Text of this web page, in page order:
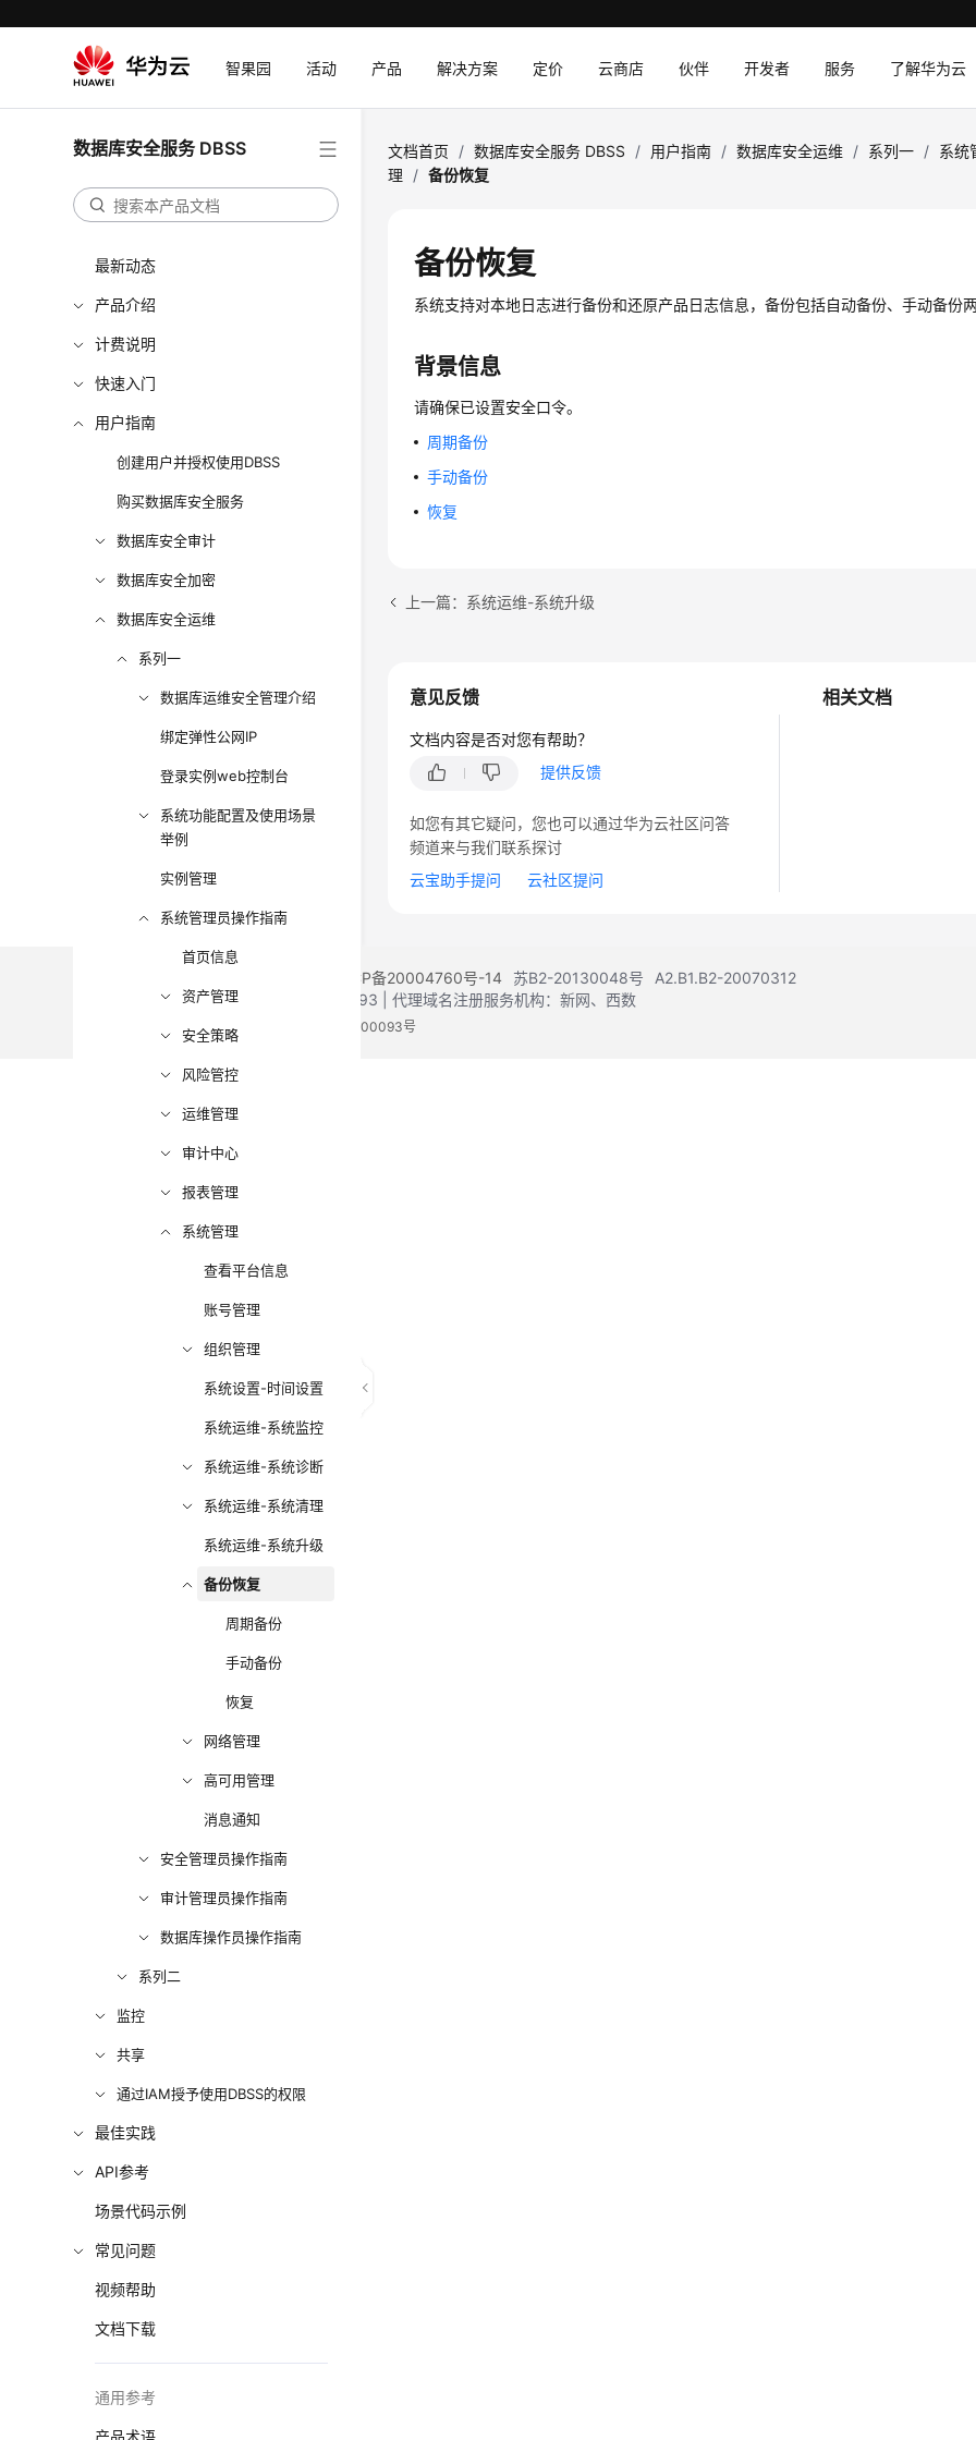
智果园 活动 产品 解决方案 定价 云商店 伙伴 开发者 服务 了解华为云
数据库安全服务 DBSS
最新动态
产品介绍
计费说明
快速入门
用户指南
创建用户并授权使用DBSS
购买数据库安全服务
数据库安全审计
数据库安全加密
数据库安全运维
系列一
数据库运维安全管理介绍
绑定弹性公网IP
登录实例web控制台
系统功能配置及使用场景
举例
实例管理
系统管理员操作指南
首页信息
资产管理
安全策略
风险管控
运维管理
审计中心
报表管理
系统管理
查看平台信息
账号管理
组织管理
系统设置-时间设置
系统运维-系统监控
系统运维-系统诊断
系统运维-系统清理
系统运维-系统升级
备份恢复
周期备份
手动备份
恢复
网络管理
高可用管理
消息通知
安全管理员操作指南
审计管理员操作指南
数据库操作员操作指南
系列二
监控
共享
通过IAM授予使用DBSS的权限
最佳实践
API参考
场景代码示例
常见问题
视频帮助
文档下载
通用参考
产品术语
文档首页 / 数据库安全服务 DBSS / 用户指南 / 数据库安全运维 / 系列一 / 系统
理
/ 备份恢复
备份恢复
系统支持对本地日志进行备份和还原产品日志信息，备份包括自动备份、手动备份两
背景信息
请确保已设置安全口令。
周期备份
手动备份
恢复
上一篇：系统运维-系统升级
相关文档
意见反馈
文档内容是否对您有帮助？
提供反馈
如您有其它疑问，您也可以通过华为云社区问答
频道来与我们联系探讨
云宝助手提问
云社区提问
黔ICP备20004760号-14 苏B2-20130048号
A2.B1.B2-20070312
增值电信业务经营许可证：B1.B2-20200593 | 代理域名注册服务机构：新网、西数
贵公网安备 52990002000093号